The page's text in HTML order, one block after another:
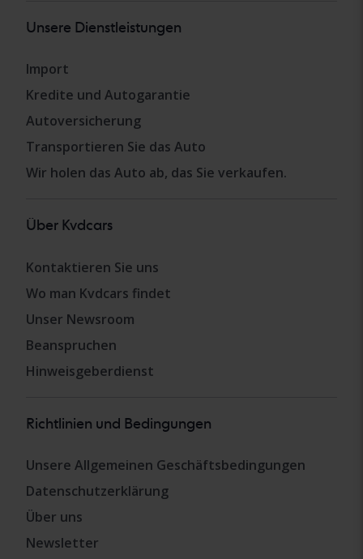
Unsere Dienstleistungen
Import
Kredite und Autogarantie
Autoversicherung
Transportieren Sie das Auto
Wir holen das Auto ab, das Sie verkaufen.
Über Kvdcars
Kontaktieren Sie uns
Wo man Kvdcars findet
Unser Newsroom
Beanspruchen
Hinweisgeberdienst
Richtlinien und Bedingungen
Unsere Allgemeinen Geschäftsbedingungen
Datenschutzerklärung
Über uns
Newsletter